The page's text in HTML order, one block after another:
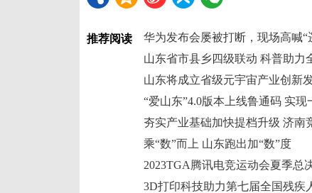
推荐阅读
华为发布会屡被打断，现场高喊“
山东省市县乡四级联动 科普助力
山东将成立省级元宇宙产业创新
“爱山东”4.0版本上线鲁通码 实现
夯实产业基础加快提档升级 济南
乘“数”而上 山东跑出加“数”度
2023TGA腾讯电竞运动会夏季总
3D打印科技助力第七届全国残疾